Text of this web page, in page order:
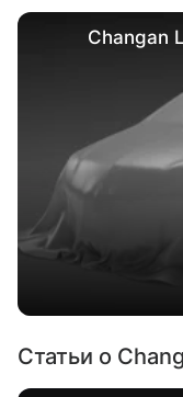
Changan
Статьи о